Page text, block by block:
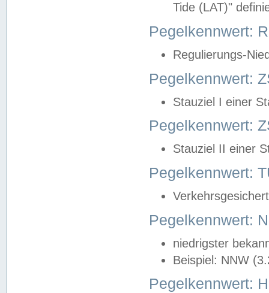
Tide (LAT)"
Pegelkennwert:
Regulierungs-
Pegelkennwert:
Stauziel I einer
Pegelkennwert:
Stauziel II einer
Pegelkennwert:
Pegelkennwert:
niedrigster
Beispiel: NNW
Pegelkennwert: